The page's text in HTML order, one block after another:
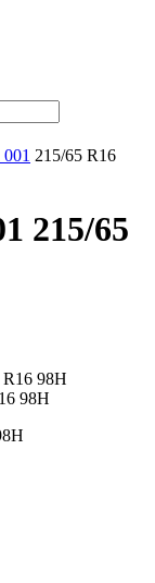
215/65 R16
215/65
98H